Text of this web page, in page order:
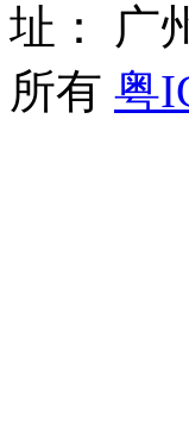
址： 广
所有 粤